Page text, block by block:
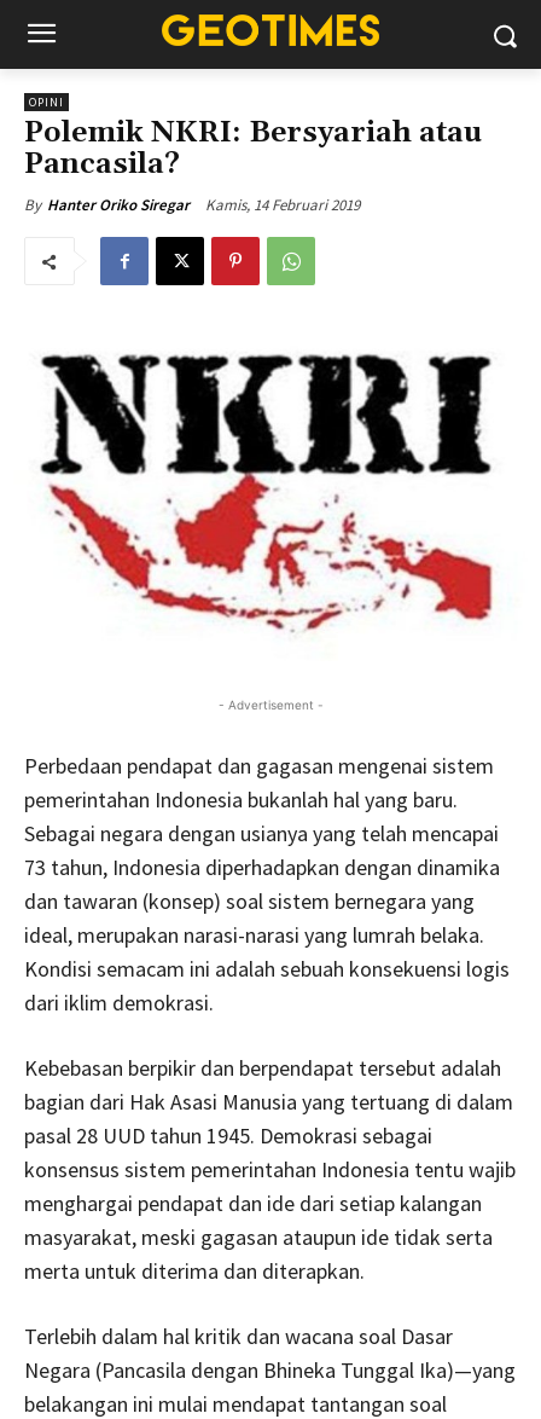
OPINI
Polemik NKRI: Bersyariah atau
Pancasila?
By Hanter Oriko Siregar Kamis, 14 Februari 2019
- Advertisement -
Perbedaan pendapat dan gagasan mengenai sistem
pemerintahan Indonesia bukanlah hal yang baru.
Sebagai negara dengan usianya yang telah mencapai
73 tahun, Indonesia diperhadapkan dengan dinamika
dan tawaran (konsep) soal sistem bernegara yang
ideal, merupakan narasi-narasi yang lumrah belaka.
Kondisi semacam ini adalah sebuah konsekuensi logis
dari iklim demokrasi.
Kebebasan berpikir dan berpendapat tersebut adalah
bagian dari Hak Asasi Manusia yang tertuang di dalam
pasal 28 UUD tahun 1945. Demokrasi sebagai
konsensus sistem pemerintahan Indonesia tentu wajib
menghargai pendapat dan ide dari setiap kalangan
masyarakat, meski gagasan ataupun ide tidak serta
merta untuk diterima dan diterapkan.
Terlebih dalam hal kritik dan wacana soal Dasar
Negara (Pancasila dengan Bhineka Tunggal Ika)—yang
belakangan ini mulai mendapat tantangan soal